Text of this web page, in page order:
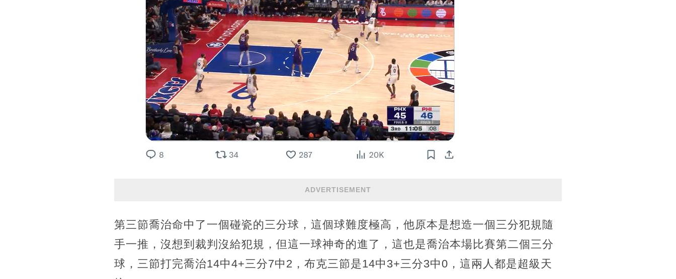
ADVERTISEMENT
第三節喬治命中了一個碰瓷的三分球，這個球難度極高，他原本是想造一個三分犯規隨
手一推，沒想到裁判沒給犯規，但這一球神奇的進了，這也是喬治本場比賽第二個三分
球，三節打完喬治14中4+三分7中2，布克三節是14中3+三分3中0，這兩人都是超級天